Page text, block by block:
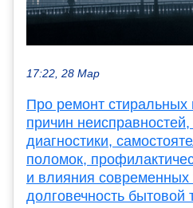
17:22, 28 Мар
Про ремонт
причин
диагностики,
поломок,
и влияния современных
долговечность бытовой